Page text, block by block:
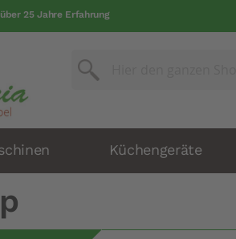
25 Jahre Erfahrung
Suche
Küchengeräte